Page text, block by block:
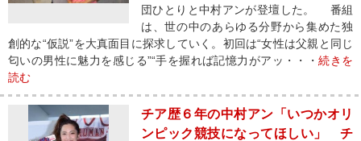
団ひとりと中村アンが登壇した。 番組
は、世の中のあらゆる分野から集めた独
創的な“仮説”を大真面目に探求していく。初回は“女性は父親と同じ
匂いの男性に魅力を感じる”“手を握れば記憶力がアッ・・・続きを
読む
チア歴６年の中村アン「いつかオリ
ンピック競技になってほしい」 チ